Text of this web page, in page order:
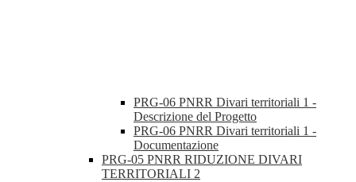
PRG-06 PNRR Divari territoriali 1 -
Descrizione del Progetto
PRG-06 PNRR Divari territoriali 1 -
Documentazione
PRG-05 PNRR RIDUZIONE DIVARI
TERRITORIALI 2